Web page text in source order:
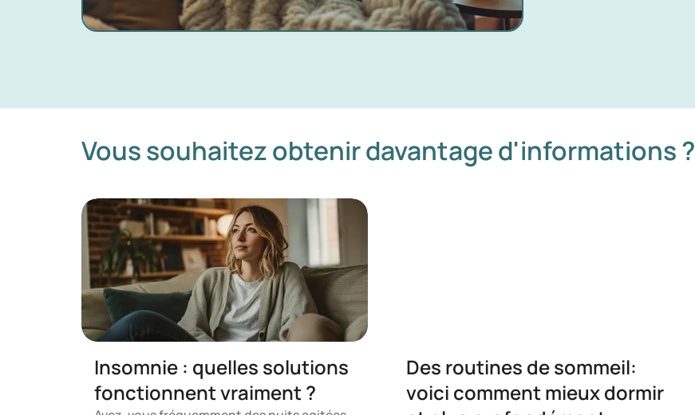
Vous souhaitez obtenir davantage d'informations ?
Insomnie : quelles solutions
fonctionnent vraiment ?
Des routines de sommeil:
voici comment mieux dormir